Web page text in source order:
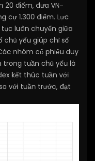
20 điểm, đưa VN-
cự 1.300 điểm. Lực
luân chuyển giữa
chủ yếu giúp chỉ số
nhóm cổ phiếu duy
tuần chủ yếu là
kết thúc tuần với
với tuần trước, đạt